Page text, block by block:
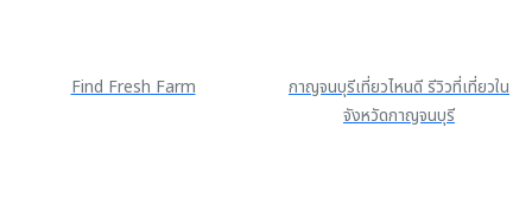
Find Fresh Farm
กาญจนบุรีเที่ยวไหนดี รีวิวที่เที่ยวใน
จังหวัดกาญจนบุรี